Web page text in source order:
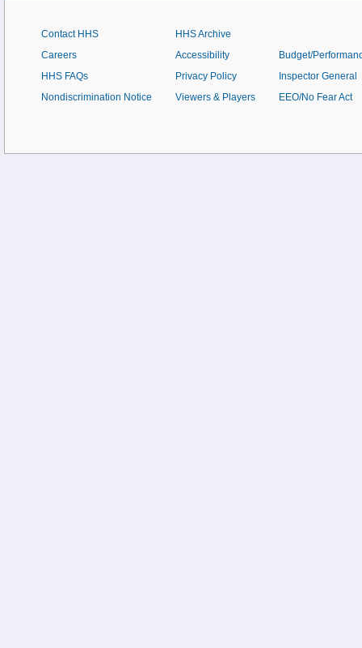
Contact HHS
Careers
HHS FAQs
Nondiscrimination Notice
HHS Archive
Accessibility
Privacy Policy
Viewers & Players
Budget/
Inspector General
EEO/No Fear Act